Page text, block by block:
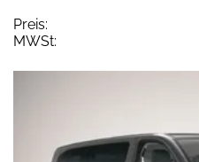
Preis:
MWSt: